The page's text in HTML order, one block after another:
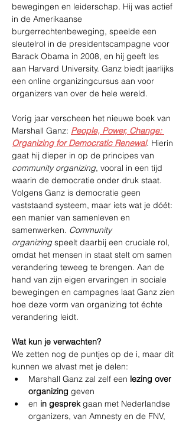
bewegingen en leiderschap. Hij was actief
in de Amerikaanse
burgerrechtenbeweging, speelde een
sleutelrol in de presidentscampagne voor
Barack Obama in 2008, en hij geeft les
aan Harvard University. Ganz biedt jaarlijks
een online organizingcursus aan voor
organizers van over de hele wereld.
Vorig jaar verscheen het nieuwe boek van
Marshall Ganz: People, Power, Change:
Organizing for Democratic Renewal. Hierin
gaat hij dieper in op de principes van
community organizing, vooral in een tijd
waarin de democratie onder druk staat.
Volgens Ganz is democratie geen
vaststaand systeem, maar iets wat je dóét:
een manier van samenleven en
samenwerken. Community
organizing speelt daarbij een cruciale rol,
omdat het mensen in staat stelt om samen
verandering teweeg te brengen. Aan de
hand van zijn eigen ervaringen in sociale
bewegingen en campagnes laat Ganz zien
hoe deze vorm van organizing tot échte
verandering leidt.
Wat kun je verwachten?
We zetten nog de puntjes op de i, maar dit
kunnen we alvast met je delen:
Marshall Ganz zal zelf een lezing over
organizing geven
en in gesprek gaan met Nederlandse
organizers, van Amnesty en de FNV,